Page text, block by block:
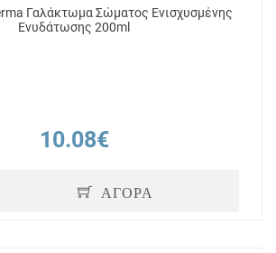
Γαλάκτωμα Σώματος Ενισχυσμένης
Ενυδάτωσης 200ml
10.08€
ΑΓΟΡΑ